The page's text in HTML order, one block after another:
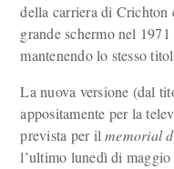
della carriera di Crichton
grande schermo nel
mantenendo lo stesso
La nuova versione (dal
appositamente per la
prevista per ilmemorial
l’ultimo lunedì di